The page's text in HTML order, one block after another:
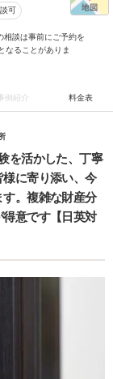
可
相談は事前にご予約を
なることがありま
事例紹介 料金表
を活かした、丁寧
に寄り添い、今
。複雑な財産分
意です【日英対